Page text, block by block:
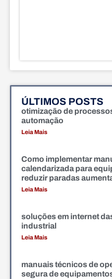
ÚLTIMOS POSTS
otimização de
automação
Leia Mais
Como implementar
calendarizada para
reduzir paradas
Leia Mais
soluções em internet
industrial
Leia Mais
manuais técnicos de
segura de